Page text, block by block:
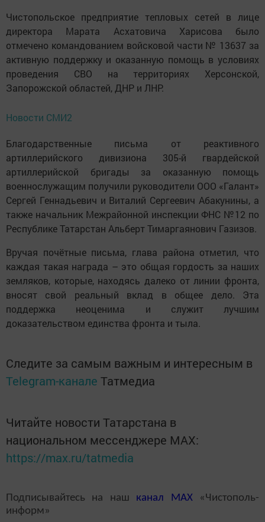
Чистопольское предприятие тепловых сетей в лице
директора Марата Асхатовича Харисова было
отмечено командованием войсковой части № 13637 за
активную поддержку и оказанную помощь в условиях
проведения СВО на территориях Херсонской,
Запорожской областей, ДНР и ЛНР.
Новости СМИ2
Благодарственные письма от реактивного
артиллерийского дивизиона 305-й гвардейской
артиллерийской бригады за оказанную помощь
военнослужащим получили руководители ООО «Галант»
Сергей Геннадьевич и Виталий Сергеевич Абакунины, а
также начальник Межрайонной инспекции ФНС №12 по
Республике Татарстан Альберт Тимаргаянович Газизов.
Вручая почётные письма, глава района отметил, что
каждая такая награда – это общая гордость за наших
земляков, которые, находясь далеко от линии фронта,
вносят свой реальный вклад в общее дело. Эта
поддержка неоценима и служит лучшим
доказательством единства фронта и тыла.
Следите за самым важным и интересным в
Telegram-канале Татмедиа
Читайте новости Татарстана в
национальном мессенджере MАХ:
https://max.ru/tatmedia
Подписывайтесь на наш канал MAX«Чистополь-
информ»